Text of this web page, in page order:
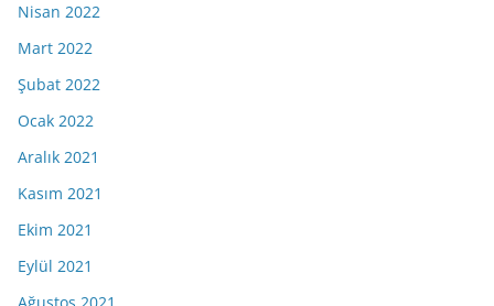
Nisan 2022
Mart 2022
Şubat 2022
Ocak 2022
Aralık 2021
Kasım 2021
Ekim 2021
Eylül 2021